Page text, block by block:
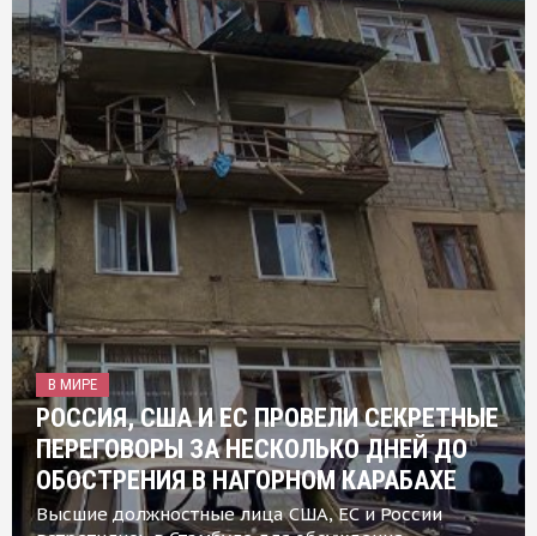
В МИРЕ
РОССИЯ, США И ЕС ПРОВЕЛИ СЕКРЕТНЫЕ
ПЕРЕГОВОРЫ ЗА НЕСКОЛЬКО ДНЕЙ ДО
ОБОСТРЕНИЯ В НАГОРНОМ КАРАБАХЕ
Высшие должностные лица США, ЕС и России